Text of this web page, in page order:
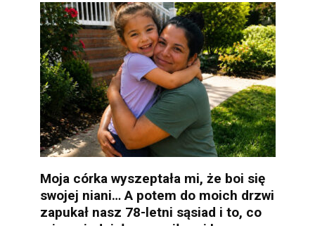
Moja córka wyszeptała mi, że boi się
swojej niani… A potem do moich drzwi
zapukał nasz 78-letni sąsiad i to, co